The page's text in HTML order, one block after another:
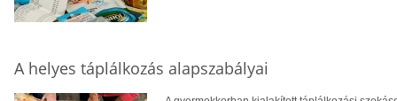
A helyes táplálkozás alapszabályai